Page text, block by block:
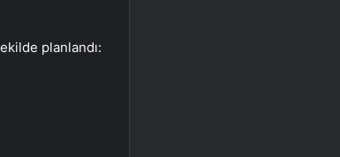
planlandı: